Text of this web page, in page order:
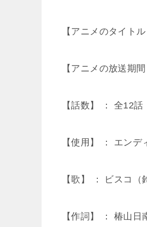
【アニメのタイト
【アニメの放送期
【話数】 ： 全12話
【使用】 ： エンデ
【歌】 ： ビスコ（
【作詞】 ： 椿山日